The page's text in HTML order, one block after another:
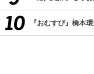
『おむすび』橋本